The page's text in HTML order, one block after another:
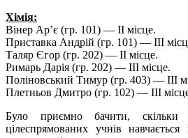
Хімія:
Вінер Ар’є (гр. 101) — ІІ місце.
Приставка Андрій (гр. 101) — ІІІ
Таляр Єгор (гр. 202) — ІІ місце.
Римарь Дарія (гр. 202) — ІІІ місце.
Поліновський Тимур (гр. 403) — ІІІ
Плетньов Дмитро (гр. 102) — ІІІ
Було приємно бачити, скільки
цілеспрямованих учнів